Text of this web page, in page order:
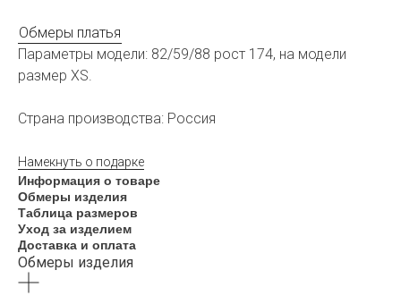
Обмеры платья
Параметры модели: 82/59/88 рост 174, на модели
размер XS.
Страна производства: Россия
Намекнуть о подарке
Информация о товаре
Обмеры изделия
Таблица размеров
Уход за изделием
Доставка и оплата
Обмеры изделия